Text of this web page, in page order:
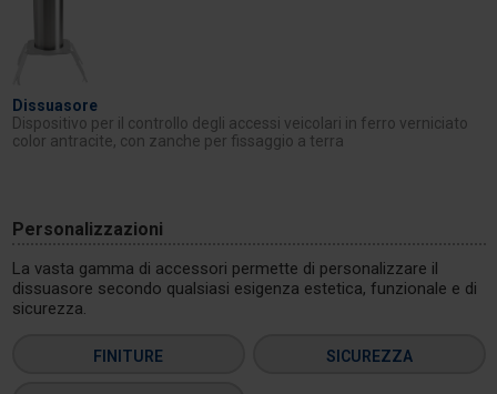
Dissuasore
Dispositivo per il controllo degli accessi veicolari in ferro verniciato
color antracite, con zanche per fissaggio a terra
Personalizzazioni
La vasta gamma di accessori permette di personalizzare il
dissuasore secondo qualsiasi esigenza estetica, funzionale e di
sicurezza.
FINITURE SICUREZZA